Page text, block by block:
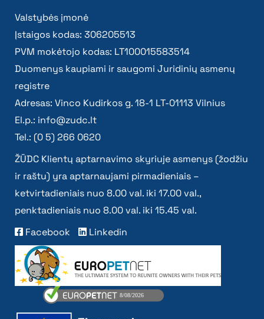
Valstybės įmonė
Įstaigos kodas: 306205513
PVM mokėtojo kodas: LT100015583514
Duomenys kaupiami ir saugomi Juridinių asmenų
registre
Adresas: Vinco Kudirkos g. 18-1 LT-01113 Vilnius
El.p.: info@zudc.lt
Tel.: (0 5) 266 0620
ŽŪDC Klientų aptarnavimo skyriuje asmenys (žodžiu
ir raštu) yra aptarnaujami pirmadieniais –
ketvirtadieniais nuo 8.00 val. iki 17.00 val.,
penktadieniais nuo 8.00 val. iki 15.45 val.
Facebook
Linkedin